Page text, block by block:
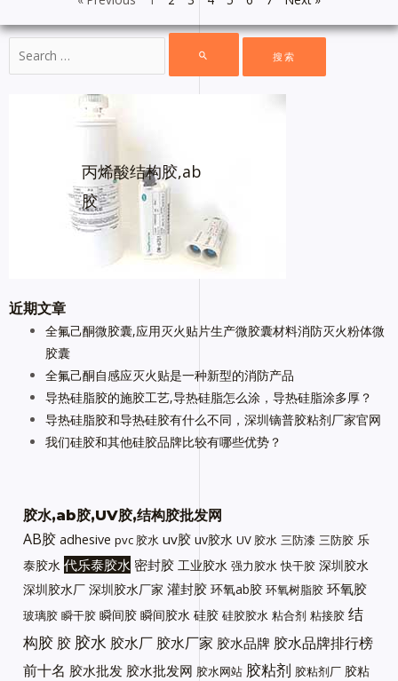
丙烯酸结构胶,ab
胶
近期文章
全氟己酮微胶囊,应用灭火贴片生产微胶囊材料消防灭火粉体微
胶囊
全氟己酮自感应灭火贴是一种新型的消防产品
导热硅脂胶的施胶工艺,导热硅脂怎么涂，导热硅脂涂多厚？
导热硅脂胶和导热硅胶有什么不同，深圳镝普胶粘剂厂家官网
我们硅胶和其他硅胶品牌比较有哪些优势？
胶水,ab胶,UV胶,结构胶批发网
AB胶 adhesive pvc 胶水 uv胶 uv胶水 UV 胶水 三防漆 三防胶 乐
泰胶水 代乐泰胶水 密封胶 工业胶水 强力胶水 快干胶 深圳胶水
深圳胶水厂 深圳胶水厂家 灌封胶 环氧ab胶 环氧树脂胶 环氧胶
玻璃胶 瞬干胶 瞬间胶 瞬间胶水 硅胶 硅胶胶水 粘合剂 粘接胶 结
构胶 胶 胶水 胶水厂 胶水厂家 胶水品牌 胶水品牌排行榜
前十名 胶水批发 胶水批发网 胶水网站 胶粘剂 胶粘剂厂 胶粘